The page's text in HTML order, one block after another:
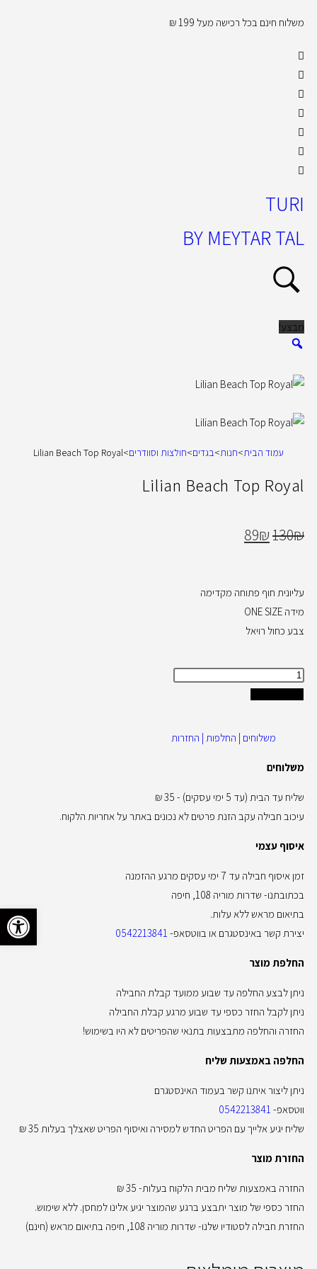
משלוח חינם בכל רכישה מעל 199 ₪
TURI
BY MEYTAR TAL
מבצע!
עמוד הבית>חנות>בגדים>חולצות וסוודרים>
Lilian Beach Top Royal
Lilian Beach Top Royal
130₪
89₪
עליונית חוף פתוחה מקדימה
מידה ONE SIZE
צבע כחול רויאל
משלוחים | החלפות | החזרות
משלוחים
שליח עד הבית (עד 5 ימי עסקים) - 35 ₪
עיכוב חבילה עקב הזנת פרטים לא נכונים באתר על אחריות הלקוח.
איסוף עצמי
זמן איסוף חבילה עד 7 ימי עסקים מרגע ההזמנה
בכתובתנו- שדרות מוריה 108, חיפה
בתיאום מראש ללא עלות.
יצירת קשר באינסטגרם או בווטסאפ- 0542213841
החלפת מוצר
ניתן לבצע החלפה עד שבוע ממועד קבלת החבילה
ניתן לקבל החזר כספי עד שבוע מרגע קבלת החבילה
החזרה והחלפה מתבצעות בתנאי שהפריטים לא היו בשימוש!
החלפה באמצעות שליח
ניתן ליצור איתנו קשר בעמוד האינסטגרם
ווטסאפ- 0542213841
שליח יגיע אלייך עם הפריט החדש למסירה ואיסוף הפריט שאצלך בעלות 35 ₪
החזרת מוצר
החזרה באמצעות שליח מבית הלקוח בעלות- 35 ₪
החזר כספי של מוצר יתבצע ברגע שהמוצר יגיע אלינו למחסן. ללא שימוש.
החזרת חבילה לסטודיו שלנו- שדרות מוריה 108, חיפה בתיאום מראש (חינם)
פתח